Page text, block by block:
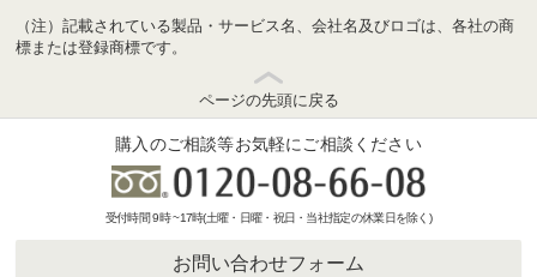
（注）記載されている製品・サービス名、会社名及びロゴは、各社の商
標または登録商標です。
ページの先頭に戻る
購入のご相談等お気軽にご相談ください
受付時間 9時 ~17時(土曜・日曜・祝日・当社指定の休業日を除く)
お問い合わせフォーム